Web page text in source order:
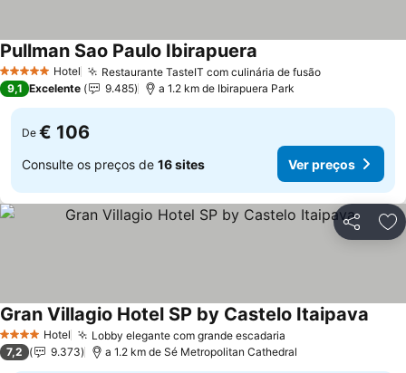
5 Estrelas Hotel Restaurante TasteIT com culinária de fusãoVer preços
Pullman Sao Paulo Ibirapuera
9,1 Excelente 9.485 a 1.2 km de Ibirapuera Park
De € 106
Consulte os preços de 16 sites Ver preços
Partilhar
4 EstrelasHotel Lobby elegante com grande escadaria
Gran Villagio Hotel SP by Castelo Itaipava
7,2 9.373 a 1.2 km de Sé Metropolitan Cathedral